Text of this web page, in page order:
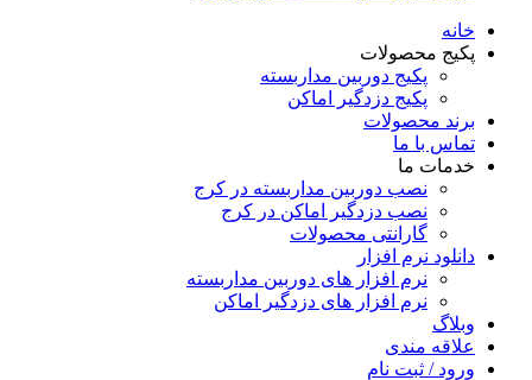
خانه
پکیج محصولات
پکیج دوربین مداربسته
پکیج دزدگیر اماکن
برند محصولات
تماس با ما
خدمات ما
نصب دوربین مداربسته در کرج
نصب دزدگیر اماکن در کرج
گارانتی محصولات
دانلود نرم افزار
نرم افزار های دوربین مداربسته
نرم افزار های دزدگیر اماکن
وبلاگ
علاقه مندی
ورود / ثبت نام